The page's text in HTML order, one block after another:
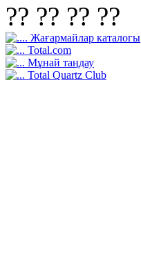
?? ?? ?? ??
Жағармайлар каталогы
Total.com
Mұнай таңдау
Total Quartz Club